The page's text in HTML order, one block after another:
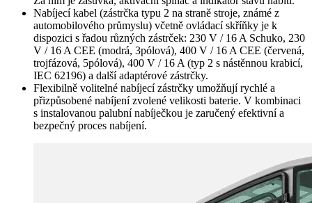
Nabíjecí kabel (zástrčka typu 2 na straně stroje, známé z
automobilového průmyslu) včetně ovládací skříňky je k
dispozici s řadou různých zástrček: 230 V / 16 A Schuko, 230
V / 16 A CEE (modrá, 3pólová), 400 V / 16 A CEE (červená,
trojfázová, 5pólová), 400 V / 16 A (typ 2 s nástěnnou krabicí,
IEC 62196) a další adaptérové zástrčky.
Flexibilně volitelné nabíjecí zástrčky umožňují rychlé a
přizpůsobené nabíjení zvolené velikosti baterie. V kombinaci
s instalovanou palubní nabíječkou je zaručený efektivní a
bezpečný proces nabíjení.